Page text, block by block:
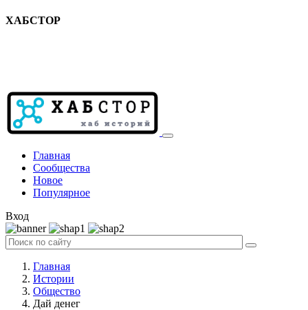
ХАБСТОР
Главная
Сообщества
Новое
Популярное
Вход
Главная
Истории
Общество
Дай денег